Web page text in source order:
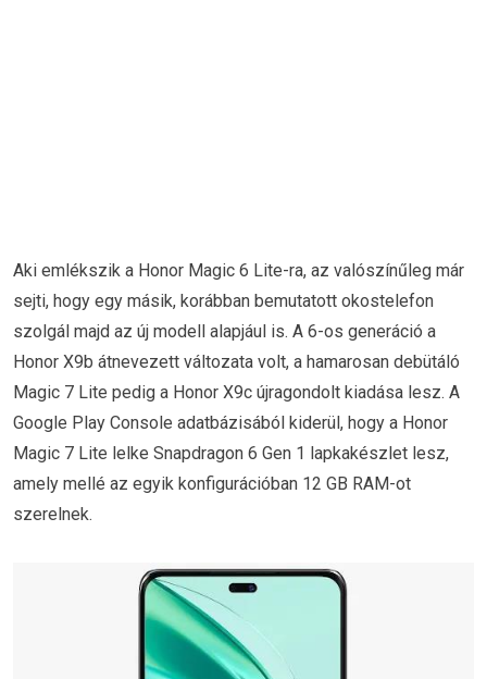
Aki emlékszik a Honor Magic 6 Lite-ra, az valószínűleg már
sejti, hogy egy másik, korábban bemutatott okostelefon
szolgál majd az új modell alapjául is. A 6-os generáció a
Honor X9b átnevezett változata volt, a hamarosan debütáló
Magic 7 Lite pedig a Honor X9c újragondolt kiadása lesz. A
Google Play Console adatbázisából kiderül, hogy a Honor
Magic 7 Lite lelke Snapdragon 6 Gen 1 lapkakészlet lesz,
amely mellé az egyik konfigurációban 12 GB RAM-ot
szerelnek.